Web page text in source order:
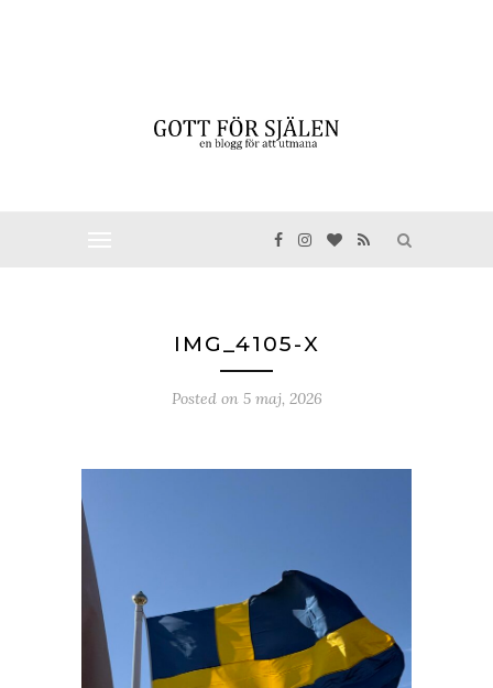
IMG_4105-X
Posted on 5 maj, 2026